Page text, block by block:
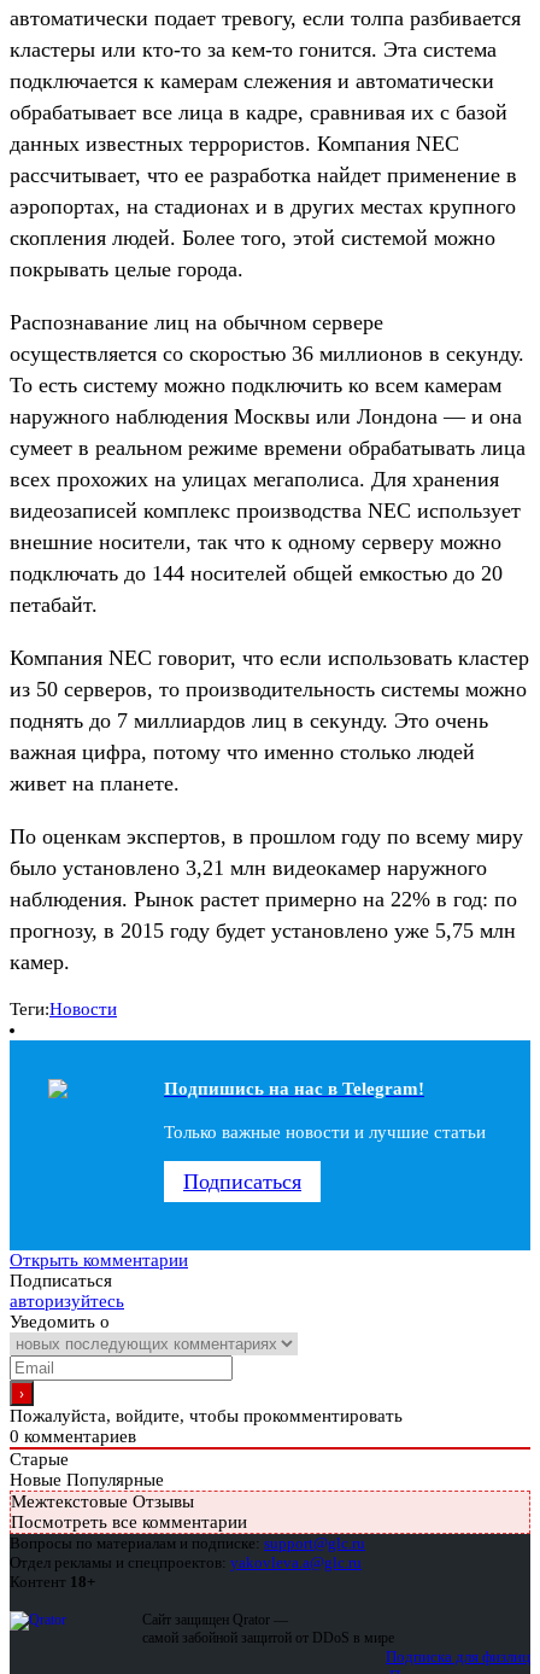
автоматически подает тревогу, если толпа разбивается
кластеры или кто-то за кем-то гонится. Эта система
подключается к камерам слежения и автоматически
обрабатывает все лица в кадре, сравнивая их с базой
данных известных террористов. Компания NEC
рассчитывает, что ее разработка найдет применение в
аэропортах, на стадионах и в других местах крупного
скопления людей. Более того, этой системой можно
покрывать целые города.
Распознавание лиц на обычном сервере
осуществляется со скоростью 36 миллионов в секунду.
То есть систему можно подключить ко всем камерам
наружного наблюдения Москвы или Лондона — и она
сумеет в реальном режиме времени обрабатывать лица
всех прохожих на улицах мегаполиса. Для хранения
видеозаписей комплекс производства NEC использует
внешние носители, так что к одному серверу можно
подключать до 144 носителей общей емкостью до 20
петабайт.
Компания NEC говорит, что если использовать кластер
из 50 серверов, то производительность системы можно
поднять до 7 миллиардов лиц в секунду. Это очень
важная цифра, потому что именно столько людей
живет на планете.
По оценкам экспертов, в прошлом году по всему миру
было установлено 3,21 млн видеокамер наружного
наблюдения. Рынок растет примерно на 22% в год: по
прогнозу, в 2015 году будет установлено уже 5,75 млн
камер.
Теги:Новости
Подпишись на наc в Telegram!
Только важные новости и лучшие статьи
Подписаться
Открыть комментарии
Подписаться
авторизуйтесь
Уведомить о
Пожалуйста, войдите, чтобы прокомментировать
0 комментариев
Старые
Новые Популярные
Межтекстовые Отзывы
Посмотреть все комментарии
Вопросы по материалам и подписке: support@glc.ru
Отдел рекламы и спецпроектов: yakovleva.a@glc.ru
Контент 18+
Сайт защищен Qrator —
самой забойной защитой от DDoS в мире
Подписка для физлиц